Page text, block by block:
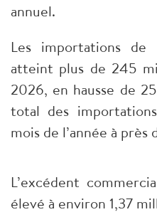
annuel.
Les importations
atteint plus de 245
2026, en hausse de
total des
mois de l’année à près
L’excédent
élevé à environ 1,37